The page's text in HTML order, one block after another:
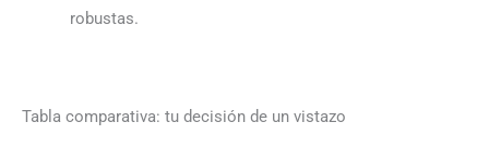
robustas.
Tabla comparativa: tu decisión de un vistazo